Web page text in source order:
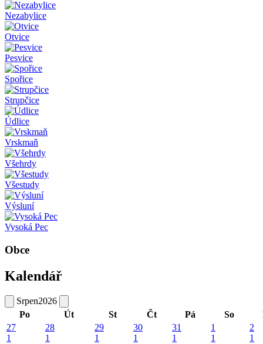
Nezabylice
Otvice
Pesvice
Spořice
Strupčice
Údlice
Vrskmaň
Všehrdy
Všestudy
Výsluní
Vysoká Pec
Obce
Kalendář
Srpen2026
Po
Út St Čt Pá So
27
1
28
1
29
1
30
1
31
1
1
1
2
1